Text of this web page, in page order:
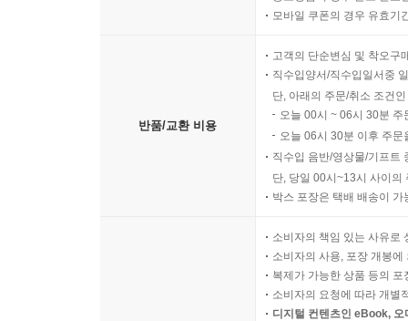
모바일 쿠폰의 경우 유효기
반품/교환 비용
고객의 단순변심 및 착오구
직수입양서/직수입일서중
단, 아래의 주문/취소 조건
오늘 00시 ~ 06시 30분
오늘 06시 30분 이후 주
직수입 음반/영상물/기프트
단, 당일 00시~13시 사이의
박스 포장은 택배 배송이
소비자의 책임 있는 사유로
소비자의 사용, 포장 개봉
복제가 가능한 상품 등의
소비자의 요청에 따라 개별
디지털 컨텐츠인 eBook,